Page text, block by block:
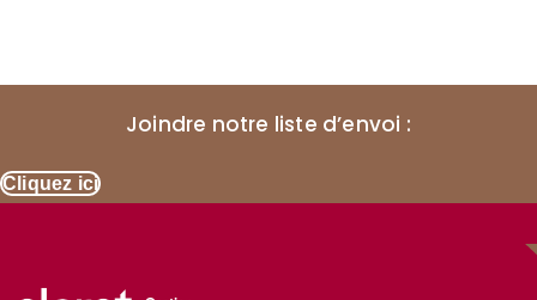
Joindre notre liste d’envoi :
Cliquez ici